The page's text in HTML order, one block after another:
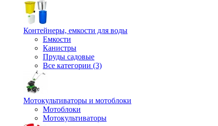
Контейнеры, емкости для воды
Емкости
Канистры
Пруды садовые
Все категории (3)
Мотокультиваторы и мотоблоки
Мотоблоки
Мотокультиваторы